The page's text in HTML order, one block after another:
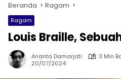
Beranda Ragam
Ragam
Louis Braille,
Ananta Damarjati
3 Min
20/07/2024